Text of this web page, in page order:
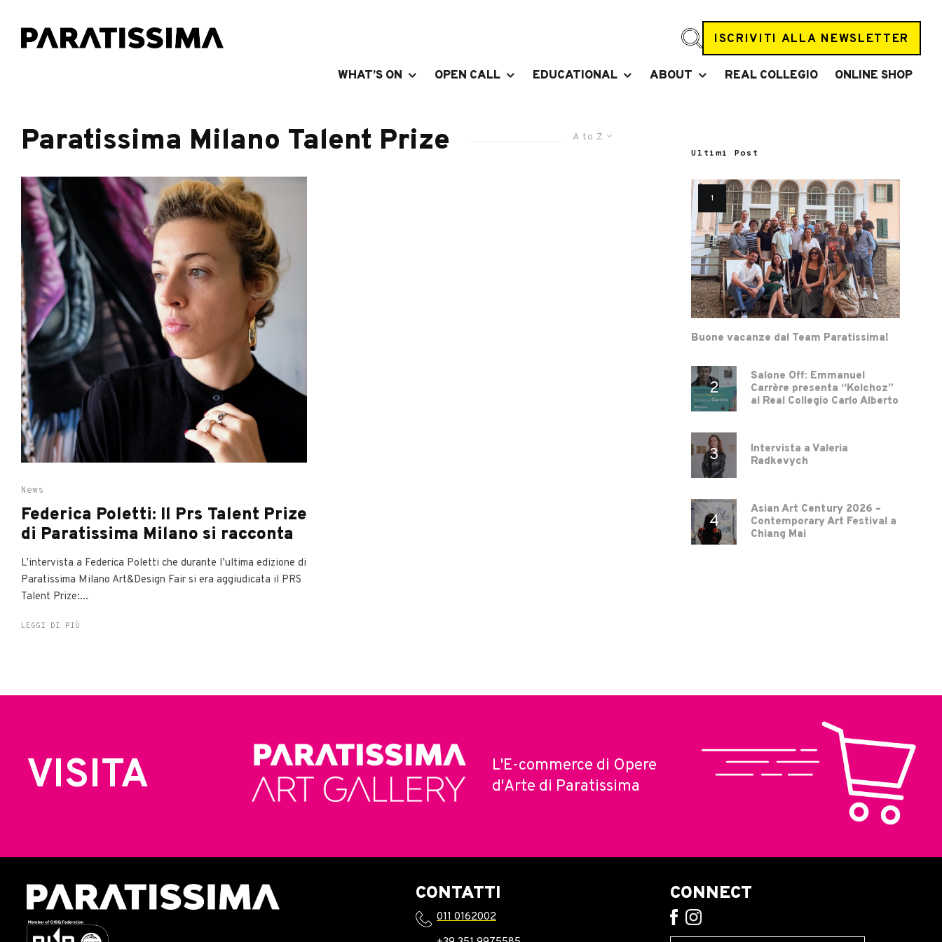
ISCRIVITI ALLA NEWSLETTER
WHAT’S ON OPEN CALL EDUCATIONAL ABOUT REAL COLLEGIO ONLINE SHOP
A to Z
Paratissima Milano Talent Prize
News
Federica Poletti: Il Prs Talent Prize
di Paratissima Milano si racconta
L’intervista a Federica Poletti che durante l’ultima edizione di
Paratissima Milano Art&Design Fair si era aggiudicata il PRS
Talent Prize:...
LEGGI DI PIÙ
Ultimi Post
Buone vacanze dal Team Paratissima!
Salone Off: Emmanuel
Carrère presenta “Kolchoz”
al Real Collegio Carlo Alberto
Intervista a Valeria
Radkevych
Asian Art Century 2026 –
Contemporary Art Festival a
Chiang Mai
VISITA
L'E-commerce di Opere
d'Arte di Paratissima
CONTATTI
011 0162002
CONNECT